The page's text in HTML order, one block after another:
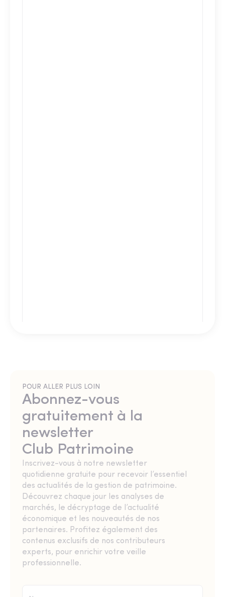
POUR ALLER PLUS LOIN
Abonnez-vous
gratuitement à la
newsletter
Club Patrimoine
Inscrivez-vous à notre newsletter
quotidienne gratuite pour recevoir l’essentiel
des actualités de la gestion de patrimoine.
Découvrez chaque jour les analyses de
marchés, le décryptage de l’actualité
économique et les nouveautés de nos
partenaires. Profitez également des
contenus exclusifs de nos contributeurs
experts, pour enrichir votre veille
professionnelle.